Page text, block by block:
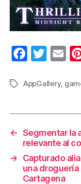
F
c
b
o
o
k
T
tt
E
ail
Etiquetas
AppGallery,
← Segmentar la
relevante al
→
Capturado
una droguería
Cartagena